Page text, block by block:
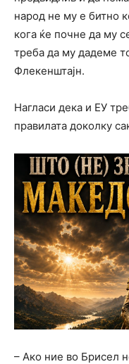
народ не му е битно
кога ќе почне да му
треба да му дадеме
Флекенштајн.
Нагласи дека и ЕУ
правилата доколку
– Ако ние во Брисел